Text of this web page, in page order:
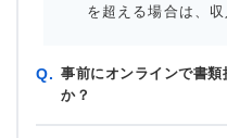
を超える場合は、
Q. 事前にオンラインで書
か？